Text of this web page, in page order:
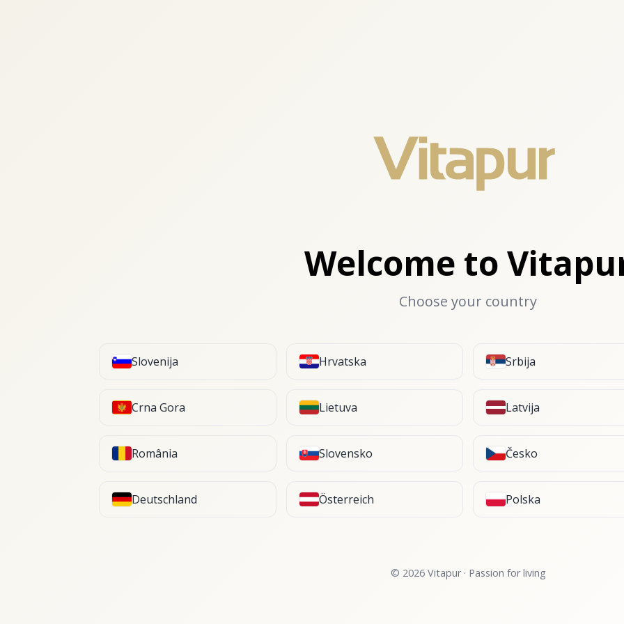
Welcome to
Choose your country
Slovenija Hrvatska Srbija
Crna Gora Lietuva Latvija
România Slovensko Česko
Deutschland Österreich Polska
© 2026 Vitapur · Passion for living